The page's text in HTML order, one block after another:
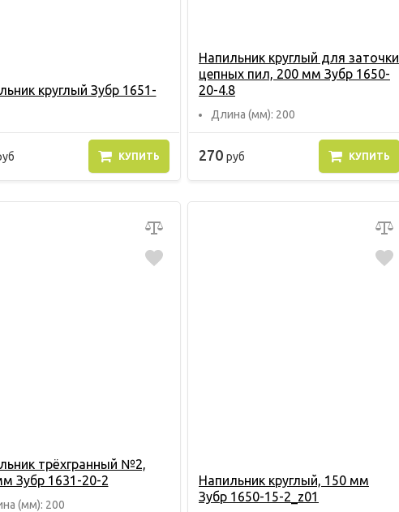
круглый Зубр 1651-
КУПИТЬ
Напильник круглый для заточки
цепных пил, 200 мм Зубр 1650-
20-4.8
Длина (мм): 200
270 руб КУПИТЬ
трёхгранный №2,
Зубр 1631-20-2
(мм): 200
Напильник круглый, 150 мм
Зубр 1650-15-2_z01